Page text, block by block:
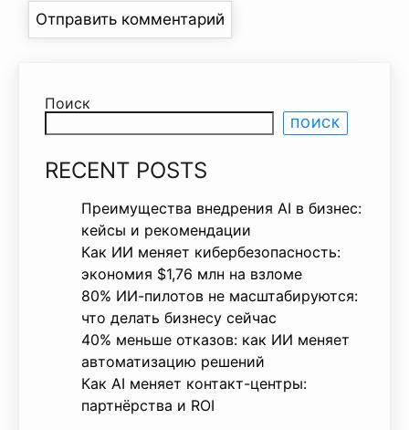
Поиск
ПОИСК
RECENT POSTS
Преимущества внедрения AI в бизнес:
кейсы и рекомендации
Как ИИ меняет кибербезопасность:
экономия $1,76 млн на взломе
80% ИИ-пилотов не масштабируются:
что делать бизнесу сейчас
40% меньше отказов: как ИИ меняет
автоматизацию решений
Как AI меняет контакт-центры:
партнёрства и ROI